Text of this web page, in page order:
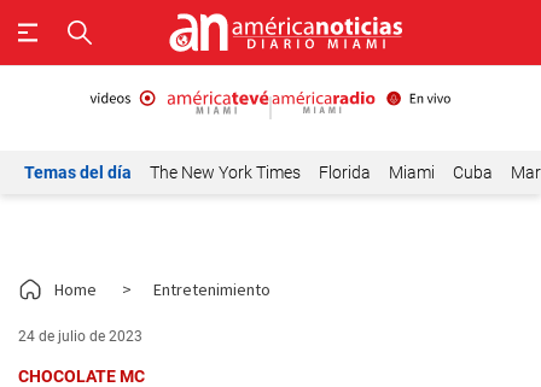
Temas del día The New York Times Florida Miami Cuba
Home > Entretenimiento
24 de julio de 2023
CHOCOLATE MC